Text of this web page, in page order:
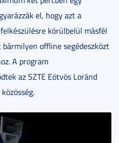
el, hogy azt a
körülbelül másfél
offline segédeszközt
A program
az SZTE Eötvös Loránd